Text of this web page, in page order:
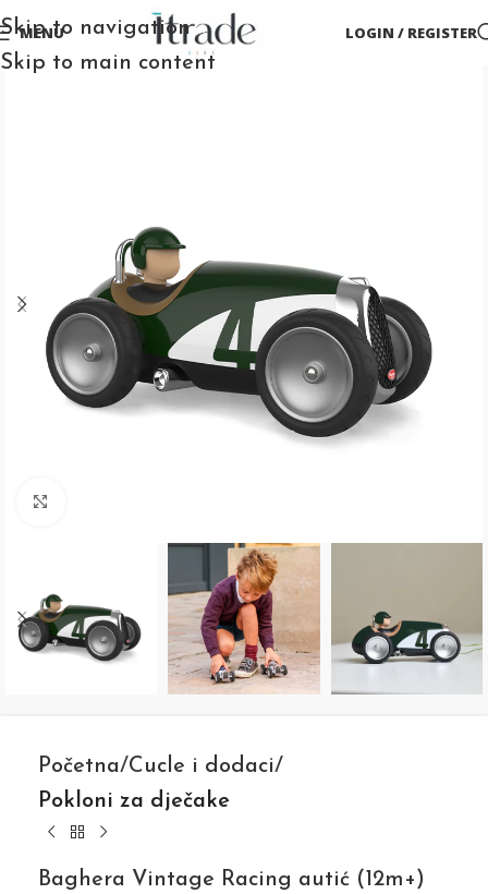
Skip to navigation
Skip to main content
MENU LOGIN / REGISTER
Početna Cucle i dodaci
Pokloni za dječake
Baghera Vintage Racing autić (12m+)